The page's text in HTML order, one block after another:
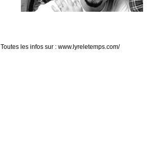
Toutes les infos sur : www.lyreletemps.com/